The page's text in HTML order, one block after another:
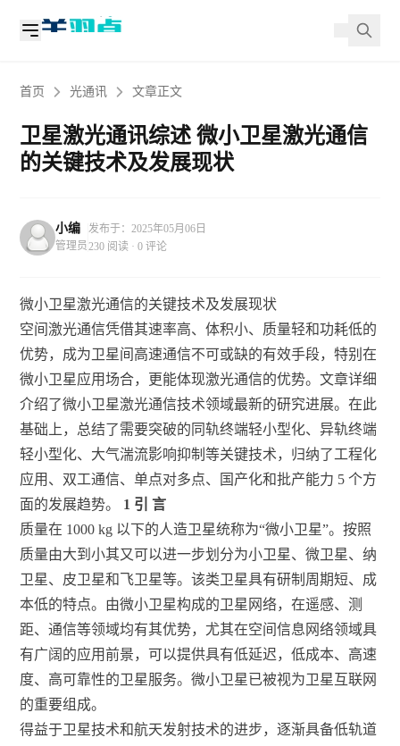
首页 光通讯 文章正文
卫星激光通讯综述 微小卫星激光通信
的关键技术及发展现状
小编
管理员
发布于：2025年05月06日
230 阅读 · 0 评论
微小卫星激光通信的关键技术及发展现状
空间激光通信凭借其速率高、体积小、质量轻和功耗低的
优势，成为卫星间高速通信不可或缺的有效手段，特别在
微小卫星应用场合，更能体现激光通信的优势。文章详细
介绍了微小卫星激光通信技术领域最新的研究进展。在此
基础上，总结了需要突破的同轨终端轻小型化、异轨终端
轻小型化、大气湍流影响抑制等关键技术，归纳了工程化
应用、双工通信、单点对多点、国产化和批产能力 5 个方
面的发展趋势。 1 引 言
质量在 1000 kg 以下的人造卫星统称为“微小卫星”。按照
质量由大到小其又可以进一步划分为小卫星、微卫星、纳
卫星、皮卫星和飞卫星等。该类卫星具有研制周期短、成
本低的特点。由微小卫星构成的卫星网络，在遥感、测
距、通信等领域均有其优势，尤其在空间信息网络领域具
有广阔的应用前景，可以提供具有低延迟，低成本、高速
度、高可靠性的卫星服务。微小卫星已被视为卫星互联网
的重要组成。
得益于卫星技术和航天发射技术的进步，逐渐具备低轨道